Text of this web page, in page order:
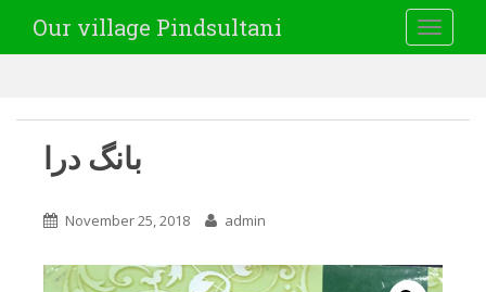
Our village Pindsultani
بانگ درا
November 25, 2018 admin